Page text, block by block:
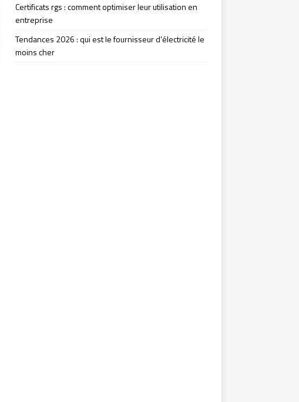
Certificats rgs : comment optimiser leur utilisation en
entreprise
Tendances 2026 : qui est le fournisseur d’électricité le
moins cher